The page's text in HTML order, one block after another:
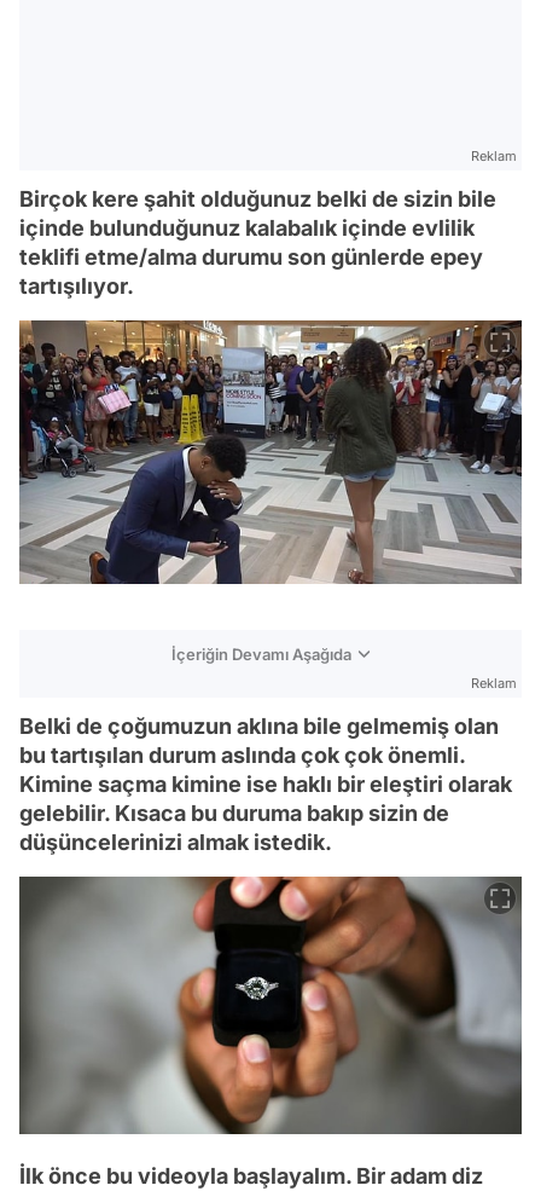
Reklam
Birçok kere şahit olduğunuz belki de sizin bile
içinde bulunduğunuz kalabalık içinde evlilik
teklifi etme/alma durumu son günlerde epey
tartışılıyor.
İçeriğin Devamı Aşağıda
Reklam
Belki de çoğumuzun aklına bile gelmemiş olan
bu tartışılan durum aslında çok çok önemli.
Kimine saçma kimine ise haklı bir eleştiri olarak
gelebilir. Kısaca bu duruma bakıp sizin de
düşüncelerinizi almak istedik.
İlk önce bu videoyla başlayalım. Bir adam diz